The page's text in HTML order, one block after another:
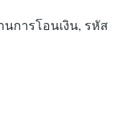
นการโอนเงิน, รหัส